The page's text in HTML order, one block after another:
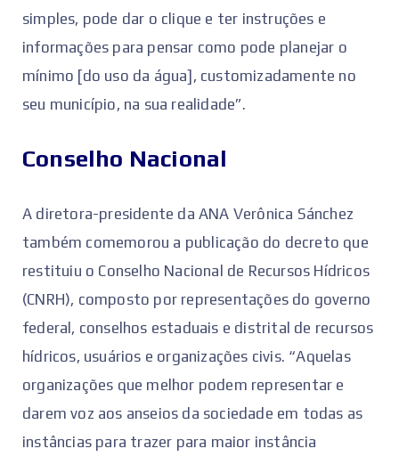
simples, pode dar o clique e ter instruções e
informações para pensar como pode planejar o
mínimo [do uso da água], customizadamente no
seu município, na sua realidade”.
Conselho Nacional
A diretora-presidente da ANA Verônica Sánchez
também comemorou a publicação do decreto que
restituiu o Conselho Nacional de Recursos Hídricos
(CNRH), composto por representações do governo
federal, conselhos estaduais e distrital de recursos
hídricos, usuários e organizações civis. “Aquelas
organizações que melhor podem representar e
darem voz aos anseios da sociedade em todas as
instâncias para trazer para maior instância